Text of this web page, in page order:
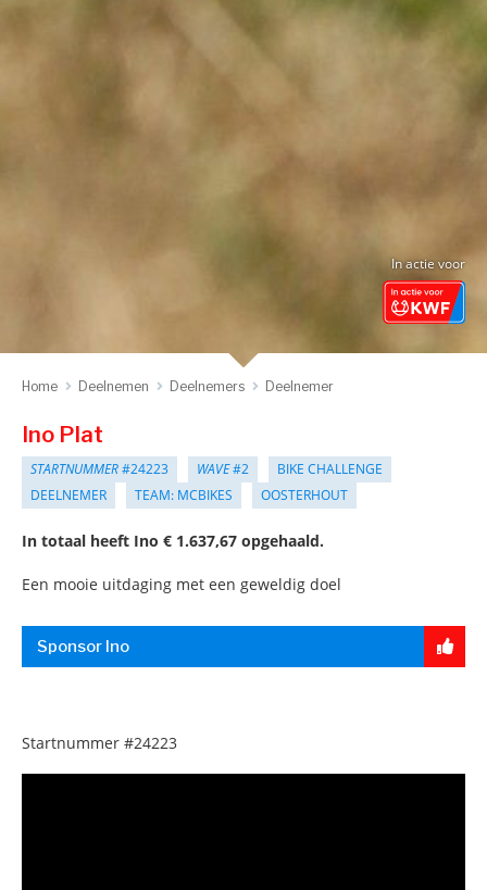
In actie voor
Home Deelnemen Deelnemers Deelnemer
Ino Plat
STARTNUMMER#24223 WAVE#2
BIKE CHALLENGE
DEELNEMER
TEAM: MCBIKES OOSTERHOUT
In totaal heeft Ino € 1.637,67 opgehaald.
Een mooie uitdaging met een geweldig doel
Sponsor Ino
Startnummer #24223